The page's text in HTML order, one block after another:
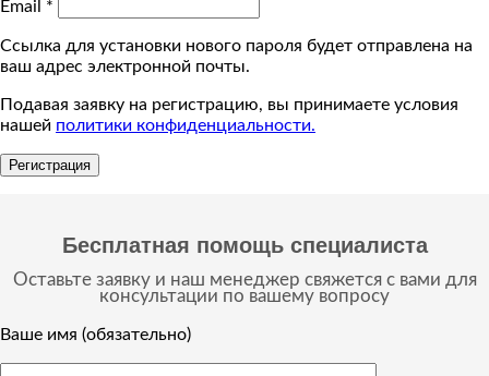
Email *
Ссылка для установки нового пароля будет отправлена ​​на
ваш адрес электронной почты.
Подавая заявку на регистрацию, вы принимаете условия
нашей политики конфиденциальности.
Регистрация
Бесплатная помощь специалиста
Оставьте заявку и наш менеджер свяжется с вами для
консультации по вашему вопросу
Ваше имя (обязательно)